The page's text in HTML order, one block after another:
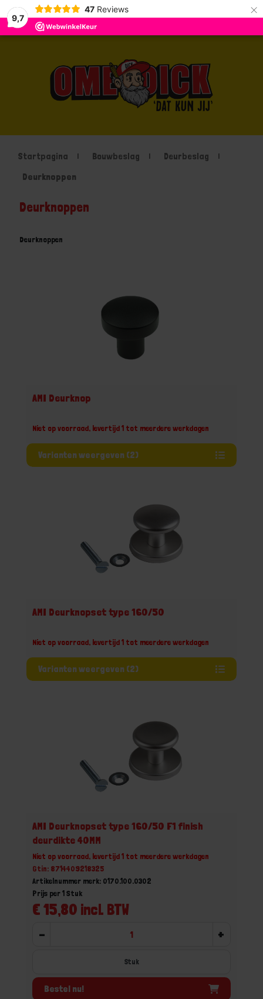
9,7
47 Reviews ×
Startpagina Bouwbeslag
Deurbeslag
Deurknoppen
Deurknoppen
Deurknoppen
AMI Deurknop
Niet op voorraad, levertijd 1 tot meerdere werkdagen
Varianten weergeven (2)
AMI Deurknopset type 160/50
Niet op voorraad, levertijd 1 tot meerdere werkdagen
Varianten weergeven (2)
AMI Deurknopset type 160/50 F1 finish
deurdikte 40MM
Niet op voorraad, levertijd 1 tot meerdere werkdagen
Gtin: 8714409218325
Artikelnummer merk: 0170.100.0302
€ 15,80 incl. BTW
Prijs per 1 Stuk
- +
Stuk
Bestel nu!